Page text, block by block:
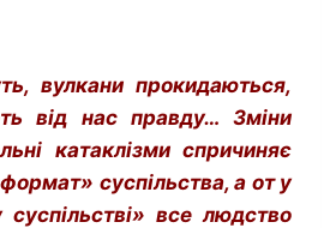
вулкани прокидаються,
від нас правду… Зміни
катаклізми спричиняє
суспільства, а от у
суспільстві» все людство